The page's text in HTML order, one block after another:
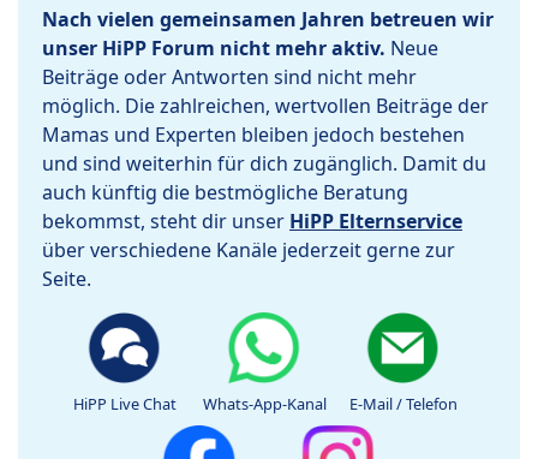
Nach vielen gemeinsamen Jahren betreuen wir
unser HiPP Forum nicht mehr aktiv. Neue
Beiträge oder Antworten sind nicht mehr
möglich. Die zahlreichen, wertvollen Beiträge der
Mamas und Experten bleiben jedoch bestehen
und sind weiterhin für dich zugänglich. Damit du
auch künftig die bestmögliche Beratung
bekommst, steht dir unser HiPP Elternservice
über verschiedene Kanäle jederzeit gerne zur
Seite.
HiPP Live Chat Whats-App-Kanal E-Mail / Telefon